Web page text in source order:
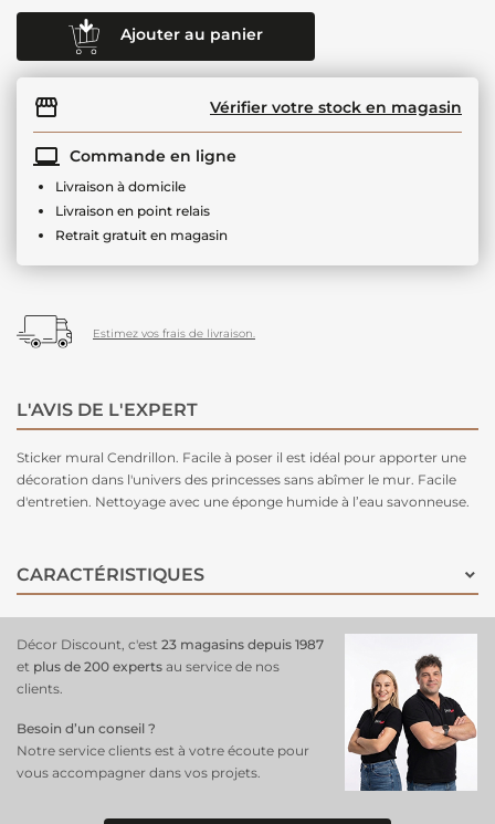
Ajouter au panier
Vérifier votre stock en magasin
Commande en ligne
Livraison à domicile
Livraison en point relais
Retrait gratuit en magasin
Estimez vos frais de livraison.
L'AVIS DE L'EXPERT
Sticker mural Cendrillon. Facile à poser il est idéal pour apporter une
décoration dans l'univers des princesses sans abîmer le mur. Facile
d'entretien. Nettoyage avec une éponge humide à l’eau savonneuse.
CARACTÉRISTIQUES
Décor Discount, c'est 23 magasins depuis 1987
et plus de 200 experts au service de nos
clients.
Besoin d’un conseil ?
Notre service clients est à votre écoute pour
vous accompagner dans vos projets.